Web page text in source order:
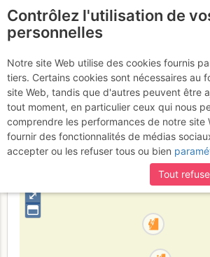
Saint Crépin
France Hautes-Alpes Queyras N -
Cottiennes
⤢
+
Contrôlez l'utilisation de
personnelles
Notre site Web utilise des cookies fournis
tiers. Certains cookies sont nécessaires au
site Web, tandis que d'autres peuvent être
tout moment, en particulier ceux qui nous
comprendre les performances de notre site
fournir des fonctionnalités de médias
accepter ou les refuser tous ou bien
Tout